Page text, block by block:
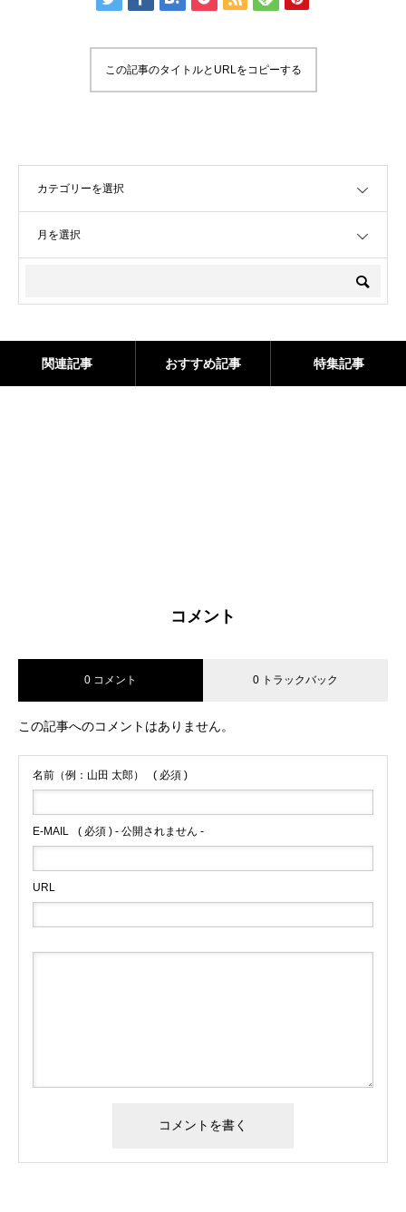
この記事のタイトルとURLをコピーする
関連記事 おすすめ記事 特集記事
コメント
0 コメント 0 トラックバック
この記事へのコメントはありません。
名前（例：山田 太郎） ( 必須 )
E-MAIL ( 必須 ) - 公開されません -
URL